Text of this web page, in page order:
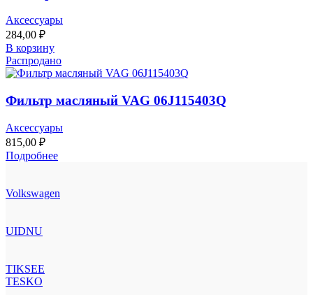
Аксессуары
284,00 ₽
В корзину
Распродано
Фильтр масляный VAG 06J115403Q
Аксессуары
815,00 ₽
Подробнее
Volkswagen
UIDNU
TIKSEE
TESKO